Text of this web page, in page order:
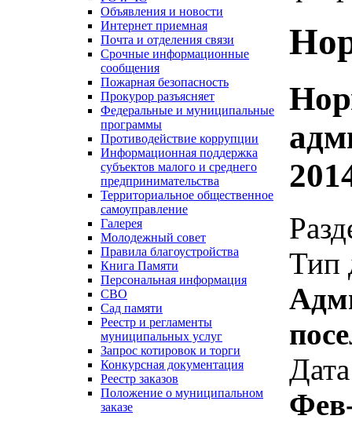
Объявления и новости
Интернет приемная
Почта и отделения связи
Срочные информационные
сообщения
Пожарная безопасность
Прокурор разъясняет
Федеральные и муниципальные
программы
Противодействие коррупции
Информационная поддержка
субъектов малого и среднего
предпринимательства
Территориальное общественное
самоуправление
Галерея
Молодежный совет
Правила благоустройства
Книга Памяти
Персональная информация
СВО
Сад памяти
Реестр и регламенты
муниципальных услуг
Запрос котировок и торги
Конкурсная документация
Реестр заказов
Положение о муниципальном
заказе
Тип